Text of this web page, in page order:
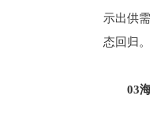
示出供
态回归。
03